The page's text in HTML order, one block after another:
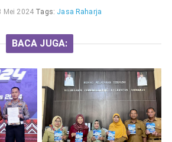
Mei 2024 Tags: Jasa Raharja
BACA JUGA: